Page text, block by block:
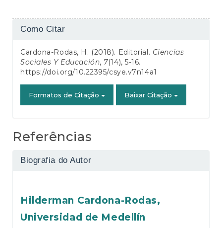
Detalhes
artigo
Como Citar
Cardona-Rodas, H. (2018). Editorial. Ciencias
Sociales Y Educación, 7(14), 5-16.
https://doi.org/10.22395/csye.v7n14a1
Formatos de Citação Baixar Citação
Referências
Biografia do Autor
Hilderman Cardona-Rodas,
Universidad de Medellín